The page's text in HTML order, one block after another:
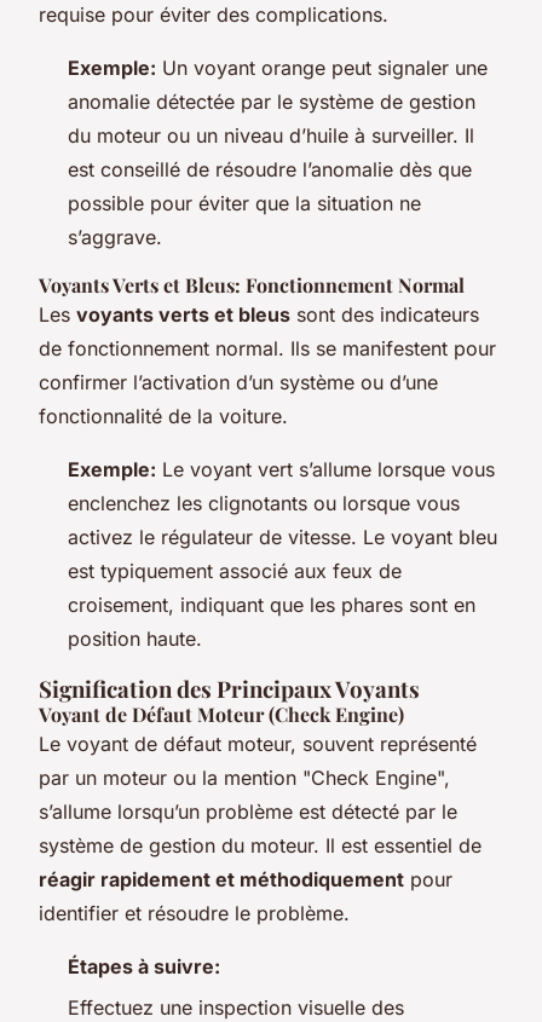
requise pour éviter des complications.
Exemple: Un voyant orange peut signaler une
anomalie détectée par le système de gestion
du moteur ou un niveau d’huile à surveiller. Il
est conseillé de résoudre l’anomalie dès que
possible pour éviter que la situation ne
s’aggrave.
Voyants Verts et Bleus: Fonctionnement Normal
Les voyants verts et bleus sont des indicateurs
de fonctionnement normal. Ils se manifestent pour
confirmer l’activation d’un système ou d’une
fonctionnalité de la voiture.
Exemple: Le voyant vert s’allume lorsque vous
enclenchez les clignotants ou lorsque vous
activez le régulateur de vitesse. Le voyant bleu
est typiquement associé aux feux de
croisement, indiquant que les phares sont en
position haute.
Signification des Principaux Voyants
Voyant de Défaut Moteur (Check Engine)
Le voyant de défaut moteur, souvent représenté
par un moteur ou la mention "Check Engine",
s’allume lorsqu’un problème est détecté par le
système de gestion du moteur. Il est essentiel de
réagir rapidement et méthodiquement pour
identifier et résoudre le problème.
Étapes à suivre:
Effectuez une inspection visuelle des